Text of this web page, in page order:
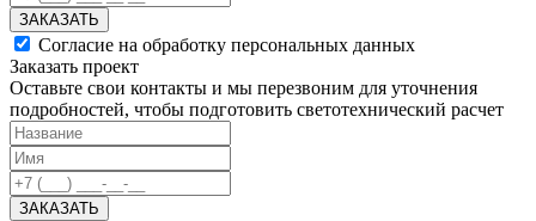
ЗАКАЗАТЬ
Согласие на обработку персональных данных
Заказать проект
Оставьте свои контакты и мы перезвоним для уточнения
подробностей, чтобы подготовить светотехнический расчет
ЗАКАЗАТЬ